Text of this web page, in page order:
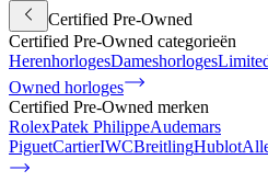
Certified Pre-Owned
Certified Pre-Owned categorieën
HerenhorlogesDameshorloges
Owned horloges
Certified Pre-Owned merken
RolexPatek PhilippeAudemars
PiguetCartierIWCBreitlingHublot